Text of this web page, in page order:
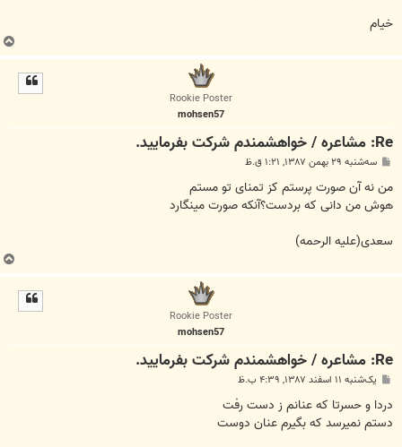
خیام
ب
ا
Rookie Poster
mohsen57
Re: مشاعره / خواهشمندم شرکت بفرماييد.
پ
ت
سه‌شنبه ۲۹ بهمن ۱۳۸۷, ۱:۲۱ ق.ظ
من نه آن صورت پرستم کز تمنای تو مستم
هوش من دانی که بردست؟آنکه صورت مینگارد
سعدی(علیه الرحمه)
ب
ا
Rookie Poster
mohsen57
Re: مشاعره / خواهشمندم شرکت بفرماييد.
پ
ت
یک‌شنبه ۱۱ اسفند ۱۳۸۷, ۴:۳۹ ب.ظ
دردا و حسرتا که عنانم ز دست رفت
دستم نمیرسد که بگیرم عنان دوست